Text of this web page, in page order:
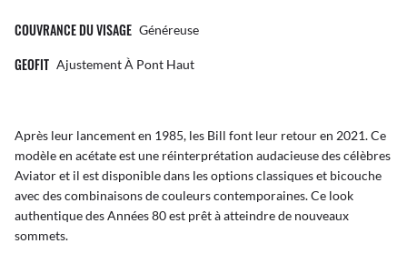
COUVRANCE DU VISAGE Généreuse
GEOFIT Ajustement À Pont Haut
Après leur lancement en 1985, les Bill font leur retour en 2021. Ce
modèle en acétate est une réinterprétation audacieuse des célèbres
Aviator et il est disponible dans les options classiques et bicouche
avec des combinaisons de couleurs contemporaines. Ce look
authentique des Années 80 est prêt à atteindre de nouveaux
sommets.